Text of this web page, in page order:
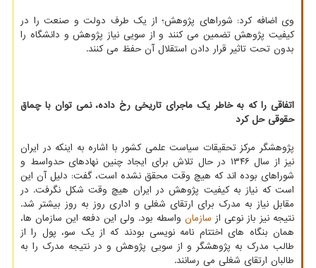
وی اضافه کرد: شوراهای پژوهش؛ از یک طرف دولت و صنعت را در
کیفیت پژوهش تضمین می کنند و از سویی نیاز پژوهش و دانشگاه را
بدون تحت تاثیر قرار دادن استقلال آن حفظ می کنند.
اتفاقی را که به خاطر یک ماجرای تاریخی رخ داده، نمی توان با چماق
حقوقی حل کرد
پژوهشگر مرکز تحقیقات سیاست علمی کشور با اشاره به اینکه در ایران
نیز از سال ۱۳۴۶ در حال تلاش برای ایجاد چنین نهادهای حدواسط و
شوراهای بوده اند که هیچ وقت محقق نشده است، گفت: دلیل آن این
است که نیاز به کیفیت پژوهش در ایران هیچ وقت شکل نگرفت. در
مقابل نیاز به مدرک برای ارتقای شغلی و اداری روز به روز بیشتر شد.
نتیجه نیز باز نوعی از سازمان واسطه بود. ولی این دفعه این سازمان ها،
همان بنگاه های اختتام نامه نویسی بودند که از یک سو، پول را از
طالب مدرک به پژوهشگر و از سویی پژوهش و در نتیجه مدرک را به
طالبان ارتقای شغلی می رسانند.